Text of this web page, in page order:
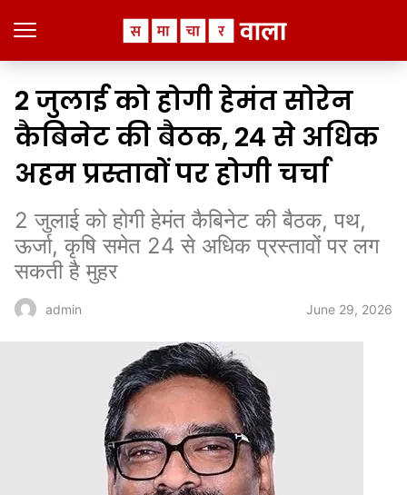
2 जुलाई को होगी हेमंत सोरेन
कैबिनेट की बैठक, 24 से अधिक
अहम प्रस्तावों पर होगी चर्चा
2 जुलाई को होगी हेमंत कैबिनेट की बैठक, पथ,
ऊर्जा, कृषि समेत 24 से अधिक प्रस्तावों पर लग
सकती है मुहर
admin June 29, 2026